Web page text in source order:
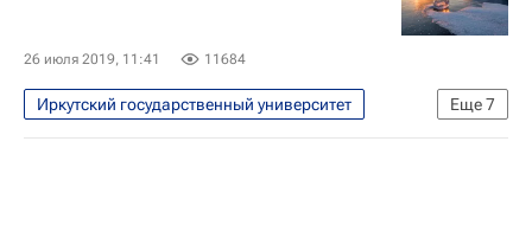
26 июля 2019, 11:41 11684
Еще7
Иркутский государственный университет
Наука
Экология